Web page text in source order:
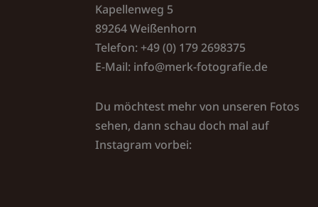
Kapellenweg 5
89264 Weißenhorn
Telefon: +49 (0) 179 2698375
E-Mail: info@merk-fotografie.de
Du möchtest mehr von unseren Fotos
sehen, dann schau doch mal auf
Instagram vorbei: